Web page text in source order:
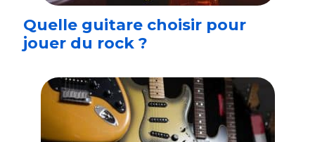
Quelle guitare choisir pour
jouer du rock ?